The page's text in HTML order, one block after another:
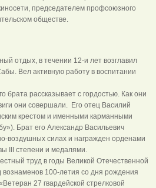
председателем профсоюзного
обществе.
отдых, в течении 12-и лет возглавил
Вел активную работу в воспитании
рассказывает с гордостью. Как они
они совершали. Его отец Василий
крестом и именными карманными
Брат его Александр Васильевич
воздушных силах и награжден орденами
III степени и медалями.
труд в годы Великой Отечественной
100-летия со дня рождения
27 гвардейской стрелковой